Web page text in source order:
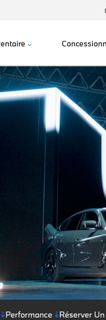
↓Performance ↓Réserver